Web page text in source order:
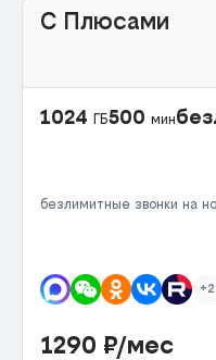
С Плюсами
1024 ГБ500 мин
безлимитные звонки на
+2
1290 ₽/мес